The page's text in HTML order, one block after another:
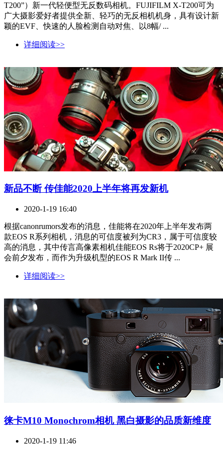
T200”）新一代轻便型无反数码相机。FUJIFILM X-T200可为
广大摄影爱好者提供全新、轻巧的无反相机机身，具有设计新
颖的EVF、快速的人脸检测自动对焦、以8幅/ ...
详细阅读>>
新品不断 传佳能2020上半年将再发新机
2020-1-19 16:40
根据canonrumors发布的消息，佳能将在2020年上半年发布两
款EOS R系列相机，消息的可信度被列为CR3，属于可信度较
高的消息，其中传言高像素相机佳能EOS Rs将于2020CP+ 展
会前夕发布，而作为升级机型的EOS R Mark II传 ...
详细阅读>>
徕卡M10 Monochrom相机 黑白摄影的品质新维度
2020-1-19 11:46